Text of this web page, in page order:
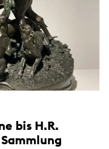
bis H.R.